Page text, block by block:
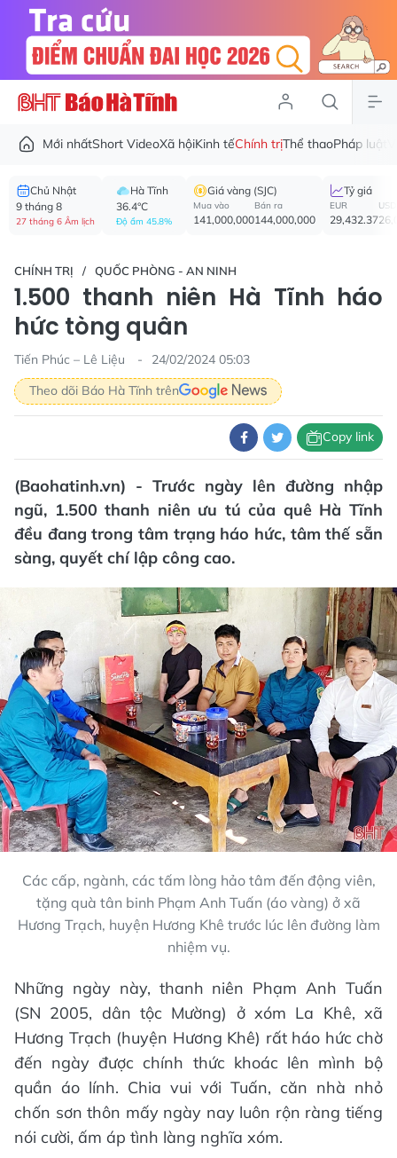
Mới nhấtShort VideoXã hộiKinh tếChính trịThể thaoPháp luật
Chủ Nhật
9 tháng 8
27 tháng 6 Âm lịch
Hà Tĩnh
36.4°C
Độ ẩm 45.8%
Giá vàng (SJC)
Mua vào
141,000,000
Bán ra
144,000,000
Tỷ giá
EUR
29,432.37
USD
CHÍNH TRỊ QUỐC PHÒNG - AN NINH
1.500 thanh niên Hà Tĩnh háo
hức tòng quân
Tiến Phúc – Lê Liệu
24/02/2024 05:03
Theo dõi Báo Hà Tĩnh trên
Copy link
(Baohatinh.vn) - Trước ngày lên đường nhập
ngũ, 1.500 thanh niên ưu tú của quê Hà Tĩnh
đều đang trong tâm trạng háo hức, tâm thế sẵn
sàng, quyết chí lập công cao.
Các cấp, ngành, các tấm lòng hảo tâm đến động viên,
tặng quà tân binh Phạm Anh Tuấn (áo vàng) ở xã
Hương Trạch, huyện Hương Khê trước lúc lên đường làm
nhiệm vụ.
Những ngày này, thanh niên Phạm Anh Tuấn
(SN 2005, dân tộc Mường) ở xóm La Khê, xã
Hương Trạch (huyện Hương Khê) rất háo hức chờ
đến ngày được chính thức khoác lên mình bộ
quần áo lính. Chia vui với Tuấn, căn nhà nhỏ
chốn sơn thôn mấy ngày nay luôn rộn ràng tiếng
nói cười, ấm áp tình làng nghĩa xóm.